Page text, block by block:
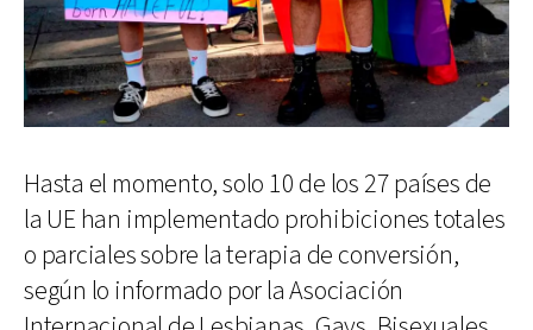
Hasta el momento, solo 10 de los 27 países de
la UE han implementado prohibiciones totales
o parciales sobre la terapia de conversión,
según lo informado por la Asociación